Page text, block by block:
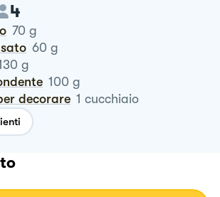
4
70 g
60 g
g
100 g
decorare 1 cucchiaio